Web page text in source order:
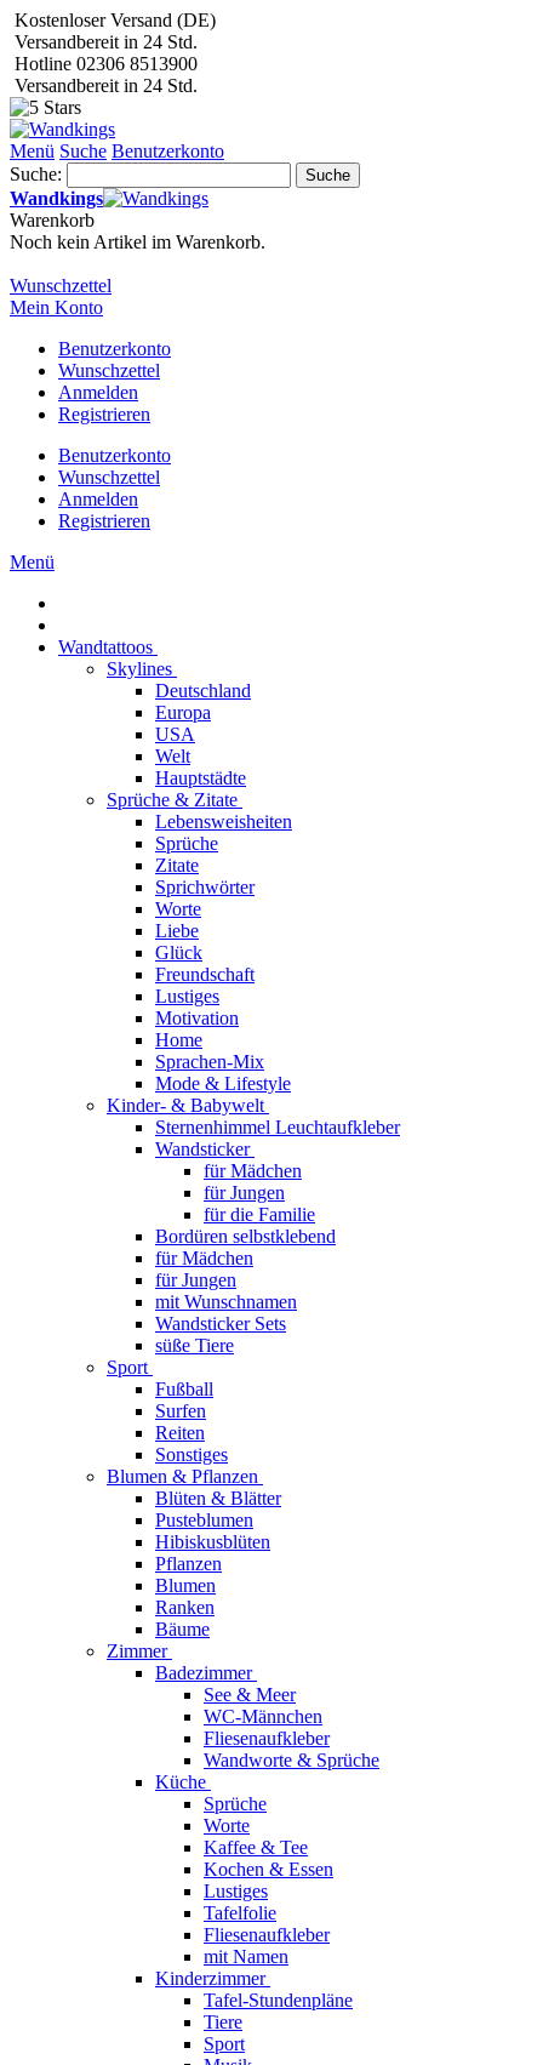
Kostenloser Versand (DE)
Versandbereit in 24 Std.
Hotline 02306 8513900
Versandbereit in 24 Std.
Menü Suche Benutzerkonto
Suche:
Suche
Wandkings
Warenkorb
Noch kein Artikel im Warenkorb.
Wunschzettel
Mein Konto
Benutzerkonto
Wunschzettel
Anmelden
Registrieren
Benutzerkonto
Wunschzettel
Anmelden
Registrieren
Menü
Wandtattoos
Skylines
Deutschland
Europa
USA
Welt
Hauptstädte
Sprüche & Zitate
Lebensweisheiten
Sprüche
Zitate
Sprichwörter
Worte
Liebe
Glück
Freundschaft
Lustiges
Motivation
Home
Sprachen-Mix
Mode & Lifestyle
Kinder- & Babywelt
Sternenhimmel Leuchtaufkleber
Wandsticker
für Mädchen
für Jungen
für die Familie
Bordüren selbstklebend
für Mädchen
für Jungen
mit Wunschnamen
Wandsticker Sets
süße Tiere
Sport
Fußball
Surfen
Reiten
Sonstiges
Blumen & Pflanzen
Blüten & Blätter
Pusteblumen
Hibiskusblüten
Pflanzen
Blumen
Ranken
Bäume
Zimmer
Badezimmer
See & Meer
WC-Männchen
Fliesenaufkleber
Wandworte & Sprüche
Küche
Sprüche
Worte
Kaffee & Tee
Kochen & Essen
Lustiges
Tafelfolie
Fliesenaufkleber
mit Namen
Kinderzimmer
Tafel-Stundenpläne
Tiere
Sport